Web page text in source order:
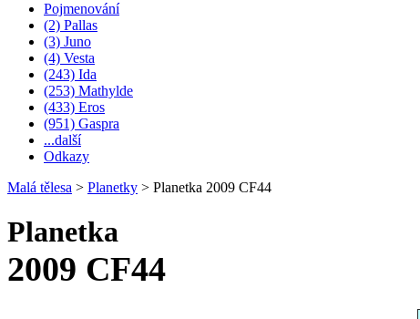
Pojmenování
(2) Pallas
(3) Juno
(4) Vesta
(243) Ida
(253) Mathylde
(433) Eros
(951) Gaspra
...další
Odkazy
Malá tělesa > Planetky > Planetka 2009 CF44
Planetka
2009 CF44